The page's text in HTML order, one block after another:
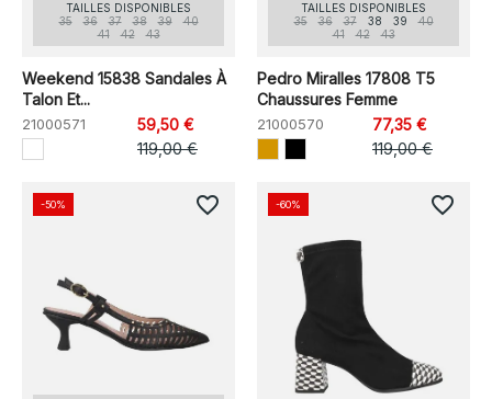
TAILLES DISPONIBLES
35
36 37 38 39
40
41
42 43
Weekend 15838 Sandales À
Talon Et...
21000571
59,50 €
119,00 €
TAILLES DISPONIBLES
35
36 37 38 39
40
41
42 43
Pedro Miralles 17808 T5
Chaussures Femme
21000570
77,35 €
119,00 €
-50% favorite_border -60% favorite_border